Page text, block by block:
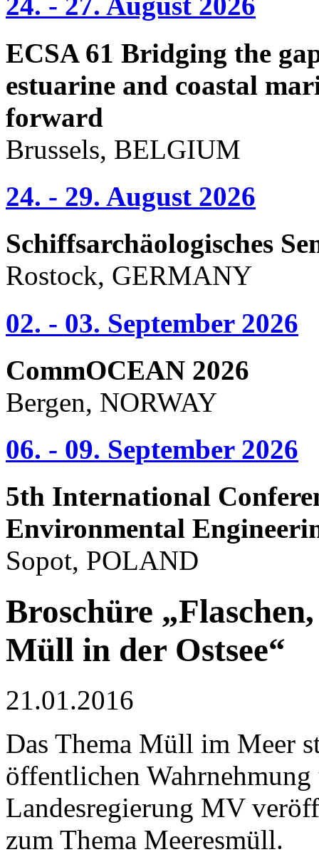
ECSA 61 Bridging the
estuarine and coastal
forward
Brussels, BELGIUM
24. - 29. August 2026
Schiffsarchäologisches
Rostock, GERMANY
02. - 03. September 2026
CommOCEAN 2026
Bergen, NORWAY
06. - 09. September 2026
5th International
Environmental
Sopot, POLAND
Broschüre
Müll in der Ostsee“
21.01.2016
Das Thema Müll im Meer
öffentlichen
Landesregierung MV
zum Thema Meeresmüll.